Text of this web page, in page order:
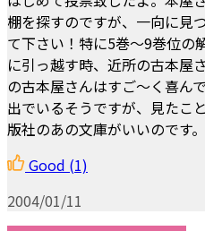
棚を探すのですが、一向に見
て下さい！特に5巻～9巻位の
に引っ越す時、近所の古本屋
の古本屋さんはすご～く喜ん
出でいるそうですが、見たこ
版社のあの文庫がいいのです。
Good (1)
2004/01/11